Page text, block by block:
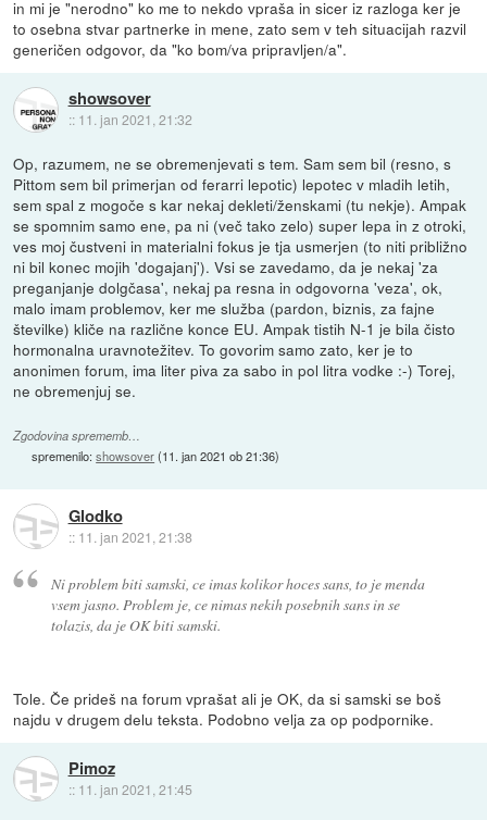
in mi je "nerodno" ko me to nekdo vpraša in sicer iz razloga ker je
to osebna stvar partnerke in mene, zato sem v teh situacijah razvil
generičen odgovor, da "ko bom/va pripravljen/a".
showsover
:: 11. jan 2021, 21:32
Op, razumem, ne se obremenjevati s tem. Sam sem bil (resno, s
Pittom sem bil primerjan od ferarri lepotic) lepotec v mladih letih,
sem spal z mogoče s kar nekaj dekleti/ženskami (tu nekje). Ampak
se spomnim samo ene, pa ni (več tako zelo) super lepa in z otroki,
ves moj čustveni in materialni fokus je tja usmerjen (to niti približno
ni bil konec mojih 'dogajanj'). Vsi se zavedamo, da je nekaj 'za
preganjanje dolgčasa', nekaj pa resna in odgovorna 'veza', ok,
malo imam problemov, ker me služba (pardon, biznis, za fajne
številke) kliče na različne konce EU. Ampak tistih N-1 je bila čisto
hormonalna uravnotežitev. To govorim samo zato, ker je to
anonimen forum, ima liter piva za sabo in pol litra vodke :-) Torej,
ne obremenjuj se.
Zgodovina sprememb…
spremenilo:showsover(11. jan 2021 ob 21:36)
Glodko
:: 11. jan 2021, 21:38
Ni problem biti samski, ce imas kolikor hoces sans, to je menda
vsem jasno. Problem je, ce nimas nekih posebnih sans in se
tolazis, da je OK biti samski.
Tole. Če prideš na forum vprašat ali je OK, da si samski se boš
najdu v drugem delu teksta. Podobno velja za op podpornike.
Pimoz
:: 11. jan 2021, 21:45